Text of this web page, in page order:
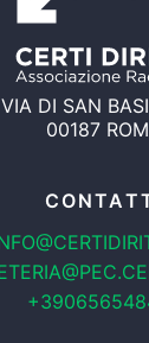
VIA DI SAN
00187